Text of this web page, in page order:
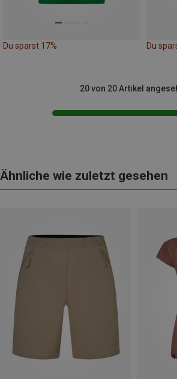
Du sparst 17% Du
20 von 20 Artikel
Ähnliche wie zuletzt gesehen